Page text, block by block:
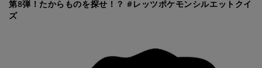
第8弾！たからものを探せ！？ #レッツポケモンシルエットクイ
ズ